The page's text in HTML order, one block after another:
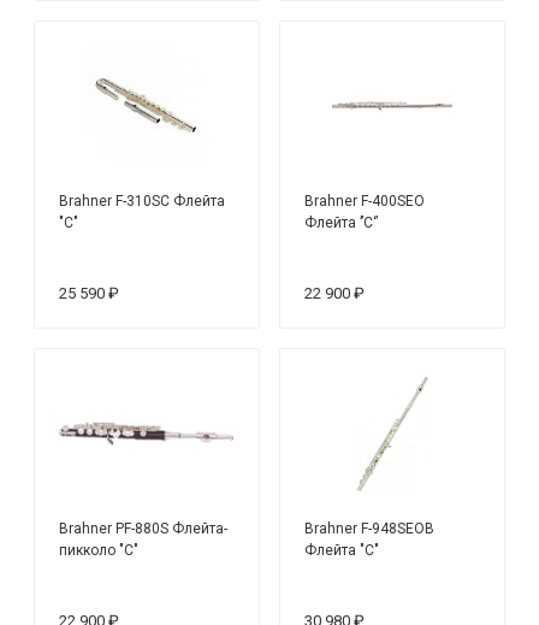
Brahner F-310SC Флейта
"C"
25 590 ₽
Brahner F-400SEO
Флейта ’’C‘’
22 900 ₽
Brahner PF-880S Флейта-
пикколо "С"
22 900 ₽
Brahner F-948SEOB
Флейта "C"
30 980 ₽